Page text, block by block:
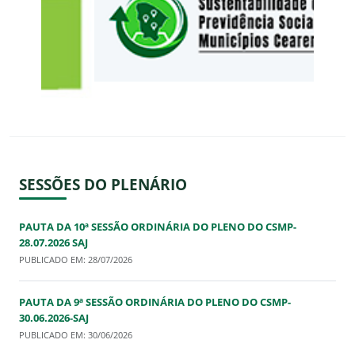
28.07.2026 SAJ
PUBLICADO EM: 28/07/2026
PAUTA DA 9ª SESSÃO ORDINÁRIA DO PLENO DO CSMP-
30.06.2026-SAJ
PUBLICADO EM: 30/06/2026